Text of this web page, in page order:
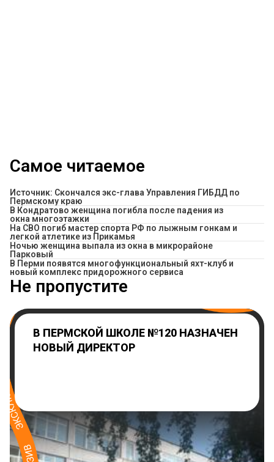
Самое читаемое
Источник: Скончался экс-глава Управления ГИБДД по
Пермскому краю
В Кондратово женщина погибла после падения из
окна многоэтажки
На СВО погиб мастер спорта РФ по лыжным гонкам и
легкой атлетике из Прикамья
Ночью женщина выпала из окна в микрорайоне
Парковый
В Перми появятся многофункциональный яхт-клуб и
новый комплекс придорожного сервиса
Не пропустите
В ПЕРМСКОЙ ШКОЛЕ №120 НАЗНАЧЕН
НОВЫЙ ДИРЕКТОР